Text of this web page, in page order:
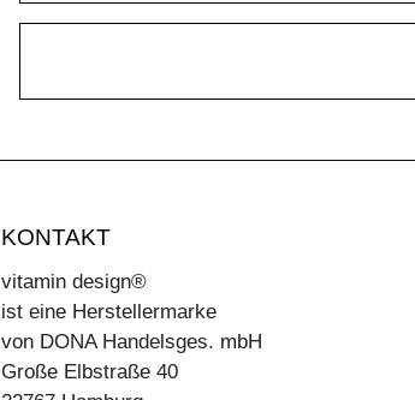
KONTAKT
vitamin design®
ist eine Herstellermarke
von DONA Handelsges. mbH
Große Elbstraße 40